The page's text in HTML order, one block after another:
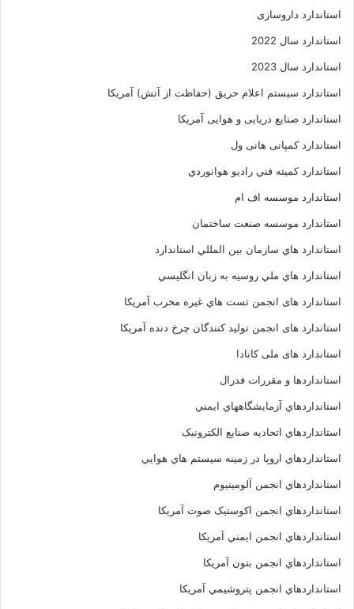
استاندارد داروسازی
استاندارد سال 2022
استاندارد سال 2023
استاندارد سیستم اعلام حریق (حفاظت از آتش) آمریکا
استاندارد صنایع دریایی و هوایی آمریکا
استاندارد کمپانی هانی ول
استاندارد کميته فني راديو هوانوردي
استاندارد موسسه اف ام
استاندارد موسسه صنعت ساختمان
استاندارد هاي سازمان بين المللي استاندارد
استاندارد هاي ملي روسيه به زبان انگليسي
استاندارد های انجمن تست هاي غيره مخرب آمريکا
استاندارد های انجمن توليد کنندگان چرخ دنده آمريکا
استاندارد های ملی کانادا
استانداردها و مقررات فدرال
استانداردهاي آزمايشگاههاي ايمني
استانداردهاي اتحاديه صنايع الکترونبک
استانداردهاي اروپا در زمينه سيستم هاي هوايي
استانداردهاي انجمن آلومينيوم
استانداردهاي انجمن اکوستيک صوت آمريکا
استانداردهاي انجمن ايمني آمريکا
استانداردهاي انجمن بتون آمريکا
استانداردهاي انجمن پتروشيمي آمريکا